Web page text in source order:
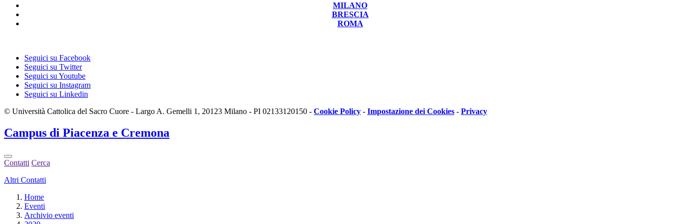
MILANO
BRESCIA
ROMA
Seguici su Facebook
Seguici su Twitter
Seguici su Youtube
Seguici su Instagram
Seguici su Linkedin
© Università Cattolica del Sacro Cuore - Largo A. Gemelli 1, 20123 Milano - PI 02133120150 - Cookie Policy - Impostazione dei Cookies - Privacy
Campus di Piacenza e Cremona
Contatti Cerca
Altri Contatti
Home
Eventi
Archivio eventi